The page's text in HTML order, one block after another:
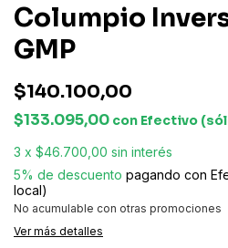
Columpio
GMP
$140.100,00
$133.095,00 con Efectivo
3 x $46.700,00 sin interés
5% de descuento pagando con
local)
No acumulable con otras promociones
Ver más detalles